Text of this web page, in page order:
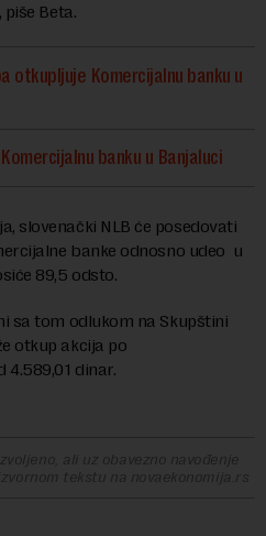
Beta.
otkupljuje Komercijalnu banku u
banku u Banjaluci
slovenački NLB će posedovati
banke odnosno udeo u
89,5 odsto.
sa tom odlukom na Skupštini
otkup akcija po
4.589,01 dinar.
ali uz obavezno navođenje
tekstu na novaekonomija.rs